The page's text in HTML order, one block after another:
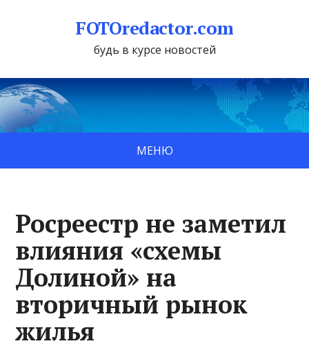
FOTOredactor.com
будь в курсе новостей
МЕНЮ
Росреестр не заметил
влияния «схемы
Долиной» на
вторичный рынок
жилья